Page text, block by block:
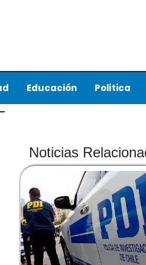
Educación Política
Noticias